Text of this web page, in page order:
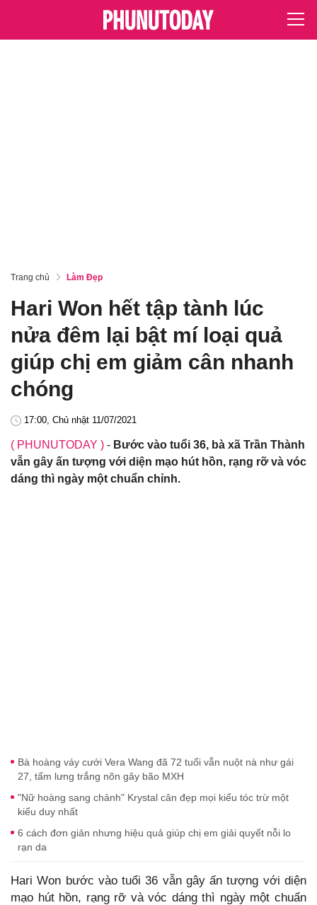
Trang chủ Làm Đẹp
Hari Won hết tập tành lúc
nửa đêm lại bật mí loại quả
giúp chị em giảm cân nhanh
chóng
17:00, Chủ nhật 11/07/2021
( PHUNUTODAY ) - Bước vào tuổi 36, bà xã Trần Thành
vẫn gây ấn tượng với diện mạo hút hồn, rạng rỡ và vóc
dáng thì ngày một chuẩn chỉnh.
Bà hoàng váy cưới Vera Wang đã 72 tuổi vẫn nuột nà như gái
27, tấm lưng trắng nõn gây bão MXH
"Nữ hoàng sang chảnh" Krystal cân đẹp mọi kiểu tóc trừ một
kiểu duy nhất
6 cách đơn giản nhưng hiệu quả giúp chị em giải quyết nỗi lo
rạn da
Hari Won bước vào tuổi 36 vẫn gây ấn tượng với diện
mạo hút hồn, rạng rỡ và vóc dáng thì ngày một chuẩn